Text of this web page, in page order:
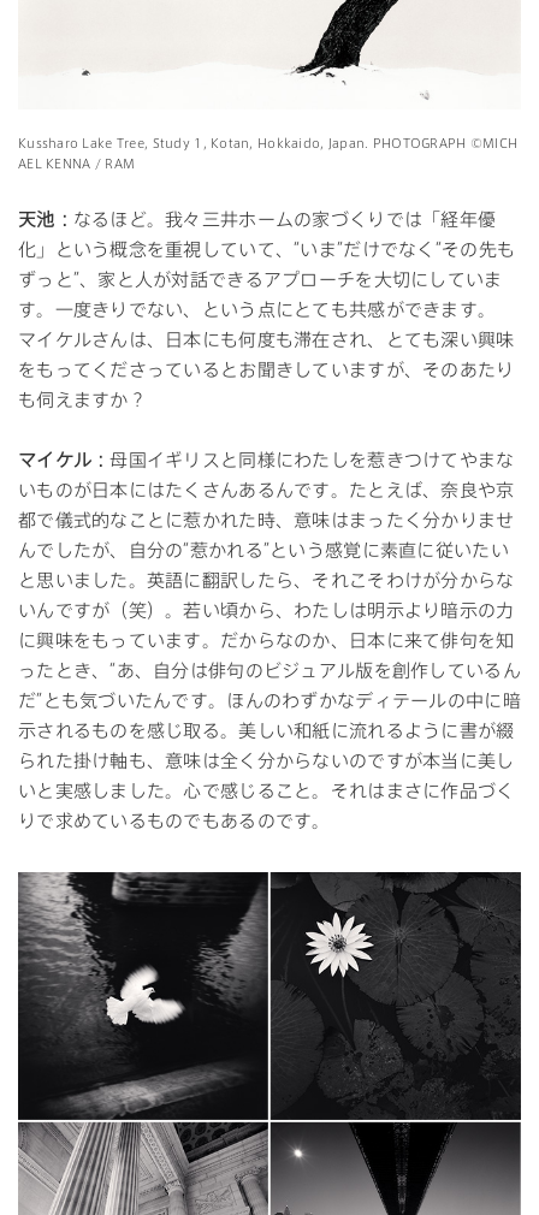
Kussharo Lake Tree, Study 1, Kotan, Hokkaido, Japan. PHOTOGRAPH ©MICH
AEL KENNA / RAM
天池： なるほど。我々三井ホームの家づくりでは「経年優
化」という概念を重視していて、“いま”だけでなく“その先も
ずっと”、家と人が対話できるアプローチを大切にしていま
す。一度きりでない、という点にとても共感ができます。
マイケルさんは、日本にも何度も滞在され、とても深い興味
をもってくださっているとお聞きしていますが、そのあたり
も伺えますか？
マイケル：母国イギリスと同様にわたしを惹きつけてやまな
いものが日本にはたくさんあるんです。たとえば、奈良や京
都で儀式的なことに惹かれた時、意味はまったく分かりませ
んでしたが、自分の“惹かれる”という感覚に素直に従いたい
と思いました。英語に翻訳したら、それこそわけが分からな
いんですが（笑）。若い頃から、わたしは明示より暗示の力
に興味をもっています。だからなのか、日本に来て俳句を知
ったとき、“あ、自分は俳句のビジュアル版を創作しているん
だ”とも気づいたんです。ほんのわずかなディテールの中に暗
示されるものを感じ取る。美しい和紙に流れるように書が綴
られた掛け軸も、意味は全く分からないのですが本当に美し
いと実感しました。心で感じること。それはまさに作品づく
りで求めているものでもあるのです。